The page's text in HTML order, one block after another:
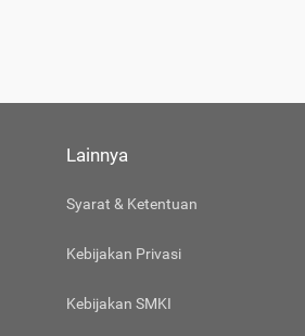
Lainnya
Syarat & Ketentuan
Kebijakan Privasi
Kebijakan SMKI